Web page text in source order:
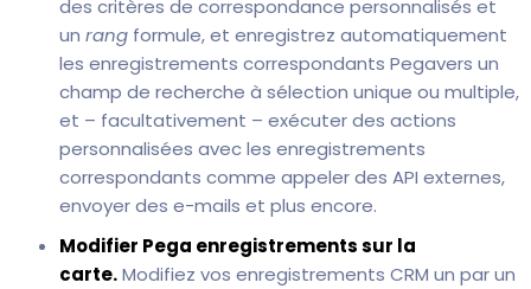
des critères de correspondance personnalisés et
un rang formule, et enregistrez automatiquement
les enregistrements correspondants Pegavers un
champ de recherche à sélection unique ou multiple,
et – facultativement – exécuter des actions
personnalisées avec les enregistrements
correspondants comme appeler des API externes,
envoyer des e-mails et plus encore.
Modifier Pega enregistrements sur la
carte.Modifiez vos enregistrements CRM un par un